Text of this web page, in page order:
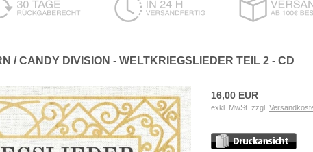
/ CANDY DIVISION - WELTKRIEGSLIEDER TEIL 2 - CD
16,00 EUR
exkl. MwSt. zzgl.